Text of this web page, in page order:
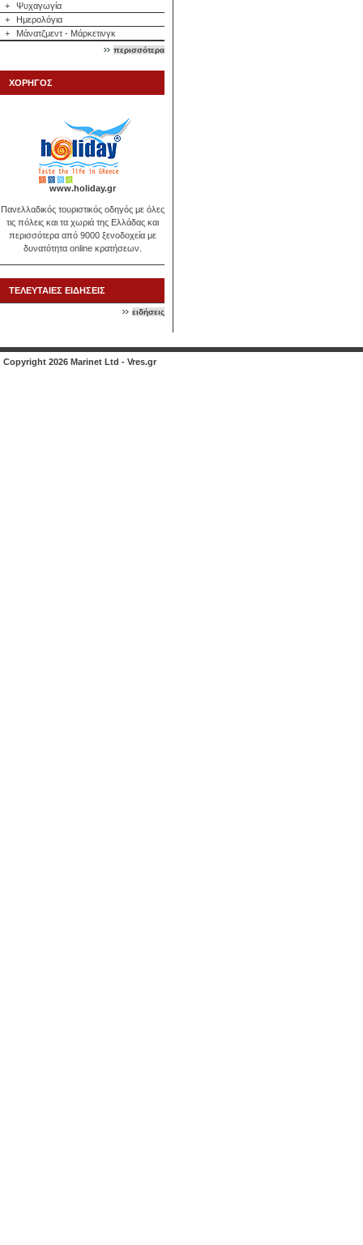
+
Ψυχαγωγία
+
Ημερολόγια
+
Μάνατζμεντ - Μάρκετινγκ
περισσότερα
ΧΟΡΗΓΟΣ
www.holiday.gr
Πανελλαδικός τουριστικός οδηγός με όλες
τις πόλεις και τα χωριά της Ελλάδας και
περισσότερα από 9000 ξενοδοχεία με
δυνατότητα online κρατήσεων.
ΤΕΛΕΥΤΑΙΕΣ ΕΙΔΗΣΕΙΣ
ειδήσεις
Copyright 2026 Marinet Ltd - Vres.gr